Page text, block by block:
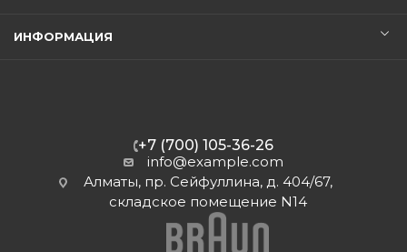
ИНФОРМАЦИЯ
+7 (700) 105-36-26
info@example.com
Алматы, пр. Сейфуллина, д. 404/67,
складское помещение N14